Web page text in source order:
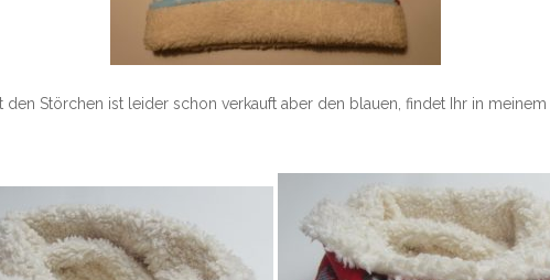
den Störchen ist leider schon verkauft aber den blauen, findet Ihr in meinem